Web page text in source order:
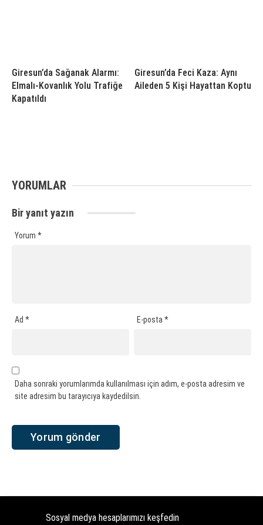
Giresun’da Sağanak Alarmı:
Elmalı-Kovanlık Yolu Trafiğe
Kapatıldı
Giresun’da Feci Kaza: Aynı
Aileden 5 Kişi Hayattan Koptu
YORUMLAR
Bir yanıt yazın
Yorum *
Ad * E-posta*
Daha sonraki yorumlarımda kullanılması için adım, e-posta adresim ve
site adresim bu tarayıcıya kaydedilsin.
Sosyal medya hesaplarımızı keşfedin